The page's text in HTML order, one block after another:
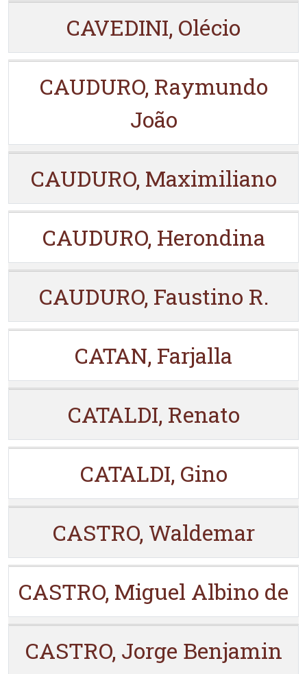
CAVEDINI, Olécio
CAUDURO, Raymundo
João
CAUDURO, Maximiliano
CAUDURO, Herondina
CAUDURO, Faustino R.
CATAN, Farjalla
CATALDI, Renato
CATALDI, Gino
CASTRO, Waldemar
CASTRO, Miguel Albino de
CASTRO, Jorge Benjamin